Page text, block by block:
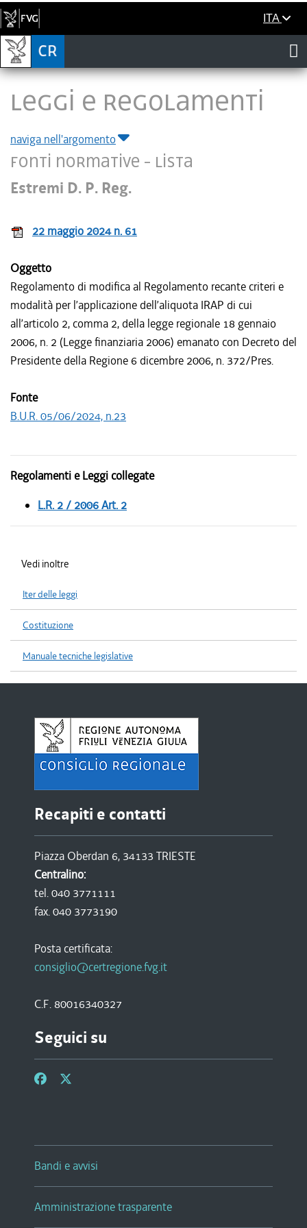
ITA
LEGGI E REGOLAMENTI
naviga nell'argomento
Fonti normative - Lista
Estremi D. P. Reg.
22 maggio 2024 n. 61
Oggetto
Regolamento di modifica al Regolamento recante criteri e
modalità per l’applicazione dell’aliquota IRAP di cui
all’articolo 2, comma 2, della legge regionale 18 gennaio
2006, n. 2 (Legge finanziaria 2006) emanato con Decreto del
Presidente della Regione 6 dicembre 2006, n. 372/Pres.
Fonte
B.U.R. 05/06/2024, n.23
Regolamenti e Leggi collegate
L.R. 2 / 2006 Art. 2
Vedi inoltre
Iter delle leggi
Costituzione
Manuale tecniche legislative
Recapiti e contatti
Piazza Oberdan 6, 34133 TRIESTE
Centralino:
tel. 040 3771111
fax. 040 3773190
Posta certificata:
consiglio@certregione.fvg.it
C.F. 80016340327
Seguici su
Bandi e avvisi
Amministrazione trasparente